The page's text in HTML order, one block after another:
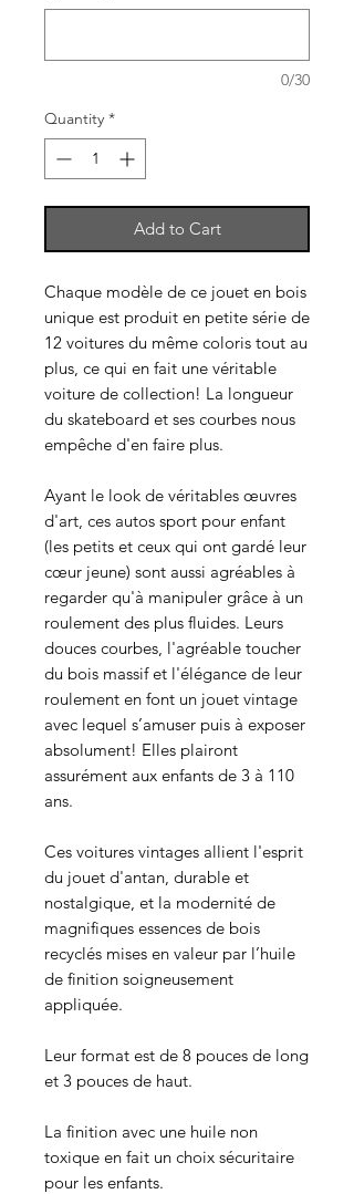
0/30
Quantity *
Add to Cart
Chaque modèle de ce jouet en bois
unique est produit en petite série de
12 voitures du même coloris tout au
plus, ce qui en fait une véritable
voiture de collection! La longueur
du skateboard et ses courbes nous
empêche d'en faire plus.
Ayant le look de véritables œuvres
d'art, ces autos sport pour enfant
(les petits et ceux qui ont gardé leur
cœur jeune) sont aussi agréables à
regarder qu'à manipuler grâce à un
roulement des plus fluides. Leurs
douces courbes, l'agréable toucher
du bois massif et l'élégance de leur
roulement en font un jouet vintage
avec lequel s’amuser puis à exposer
absolument! Elles plairont
assurément aux enfants de 3 à 110
ans.
Ces voitures vintages allient l'esprit
du jouet d'antan, durable et
nostalgique, et la modernité de
magnifiques essences de bois
recyclés mises en valeur par l’huile
de finition soigneusement
appliquée.
Leur format est de 8 pouces de long
et 3 pouces de haut.
La finition avec une huile non
toxique en fait un choix sécuritaire
pour les enfants.